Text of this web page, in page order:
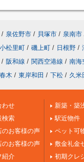
/ 泉佐野市 / 貝塚市 / 泉南市
小松里町 / 磯上町 / 日根野 /
/ 阪和線 / 関西空港線 / 南海
春木 / 東岸和田 / 下松 / 久米
わせ
検索
のお客様の声
のお客様の声
紹介
新築・築
駅近物件
ペット可
敷金礼金
初期クレ